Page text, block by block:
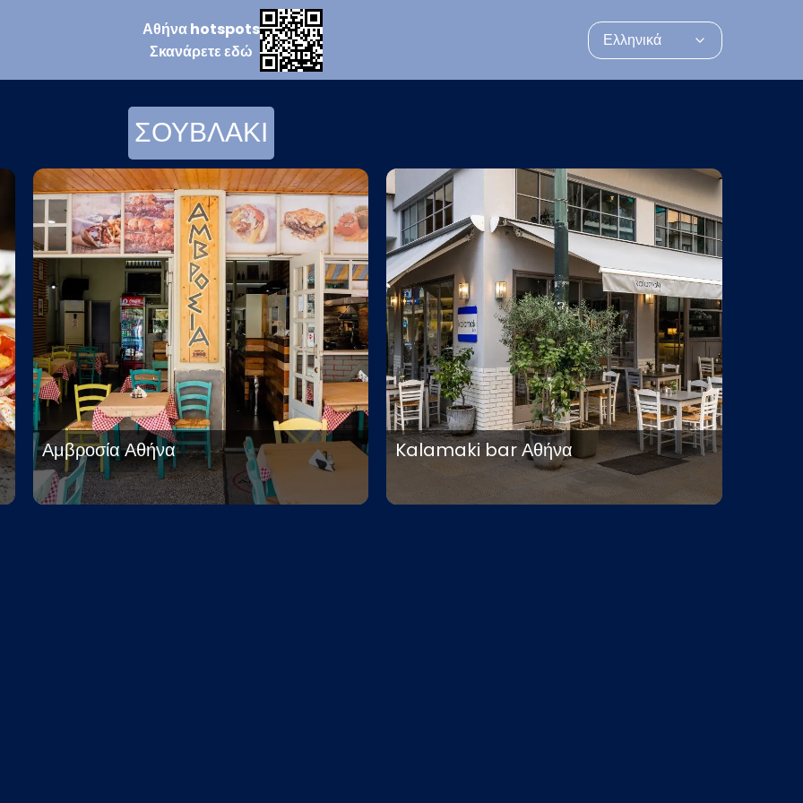
Αθήναhotspots
Σκανάρετεεδώ
Ελληνικά
ΣΟΥΒΛΑΚΙ
Αμβροσία Αθήνα Kalamaki bar Αθήνα